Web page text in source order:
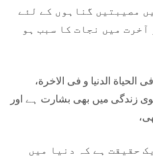
مصیبتیں گناہوں کے لئے
آخرت میں نجات کا سبب ہو
الحیاة الدنیا و فی الاخرة،
زندگی میں بھی بشارت ہے اور
حقیقت ہے کہ دنیا میں